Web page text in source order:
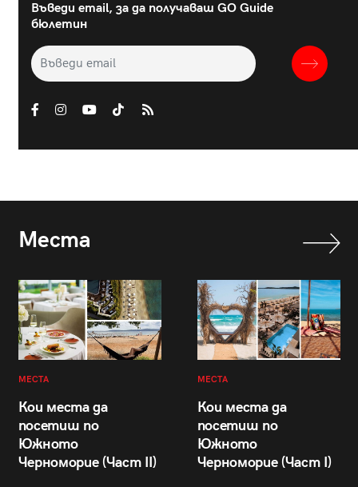
Въведи email, за да получаваш GO Guide
бюлетин
Места
МЕСТА
Кои места да
посетиш по
Южното
Черноморие (Част II)
МЕСТА
Кои места да
посетиш по
Южното
Черноморие (Част I)